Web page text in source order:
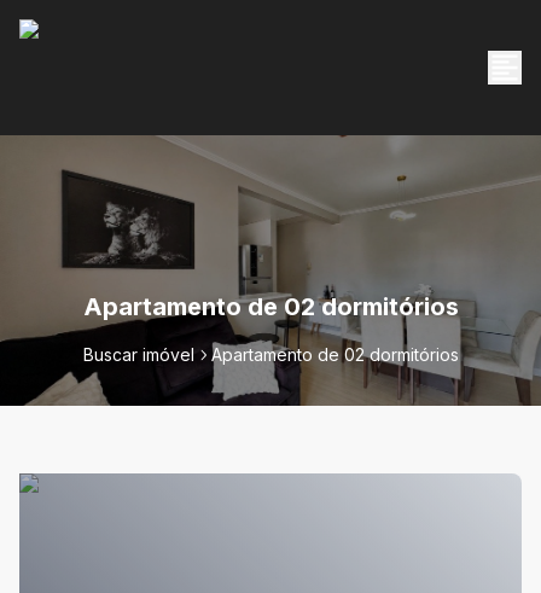
Apartamento de 02 dormitórios
Buscar imóvel Apartamento de 02 dormitórios